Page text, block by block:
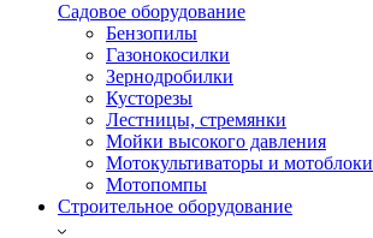
Садовое оборудование
Бензопилы
Газонокосилки
Зернодробилки
Кусторезы
Лестницы, стремянки
Мойки высокого давления
Мотокультиваторы и мотоблоки
Мотопомпы
Строительное оборудование